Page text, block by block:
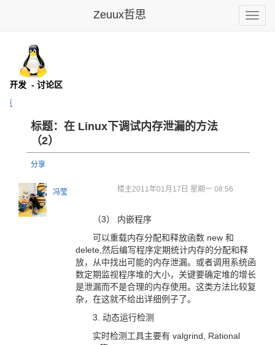
Toggle
Zeuux哲思
开发 - 讨论区
页
标题：在 Linux下调试内存泄漏的方法
（2）
分享
冯莹 楼主2011年01月17日 星期一 08:56
（3） 内嵌程序
可以重载内存分配和释放函数 new 和
delete,然后编写程序定期统计内存的分配和释
放，从中找出可能的内存泄漏。或者调用系统函
数定期监视程序堆的大小，关键要确定堆的增长
是泄漏而不是合理的内存使用。这类方法比较复
杂，在这就不给出详细例子了。
3. 动态运行检测
实时检测工具主要有 valgrind, Rational